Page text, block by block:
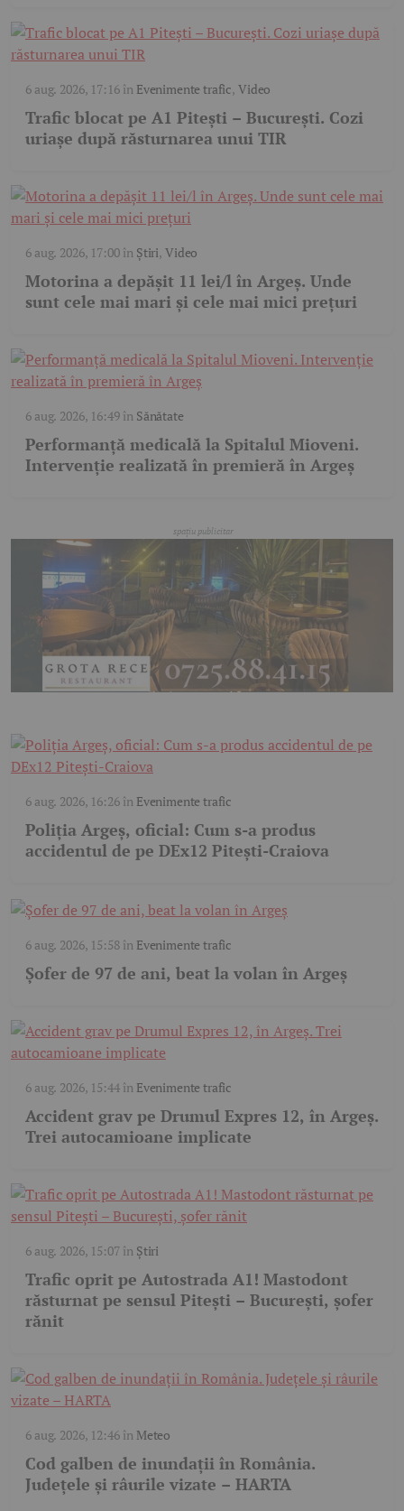
6 aug. 2026, 17:16în Evenimente trafic,Video
Trafic blocat pe A1 Pitești – București. Cozi
uriașe după răsturnarea unui TIR
6 aug. 2026, 17:00în Știri,Video
Motorina a depășit 11 lei/l în Argeș. Unde
sunt cele mai mari și cele mai mici prețuri
6 aug. 2026, 16:49în Sănătate
Performanță medicală la Spitalul Mioveni.
Intervenție realizată în premieră în Argeș
6 aug. 2026, 16:26în Evenimente trafic
Poliția Argeș, oficial: Cum s-a produs
accidentul de pe DEx12 Pitești-Craiova
6 aug. 2026, 15:58în Evenimente trafic
Șofer de 97 de ani, beat la volan în Argeș
6 aug. 2026, 15:44în Evenimente trafic
Accident grav pe Drumul Expres 12, în Argeș.
Trei autocamioane implicate
6 aug. 2026, 15:07în Știri
Trafic oprit pe Autostrada A1! Mastodont
răsturnat pe sensul Pitești – București, șofer
rănit
6 aug. 2026, 12:46în Meteo
Cod galben de inundații în România.
Județele și râurile vizate – HARTA